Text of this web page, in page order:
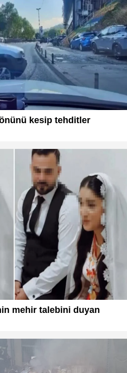
kesip tehditler
mehir talebini duyan